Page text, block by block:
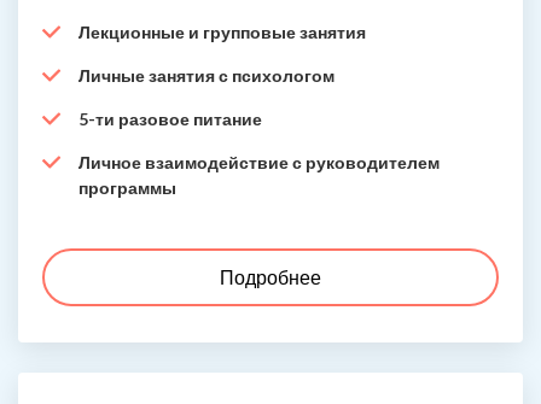
Лекционные и групповые занятия
Личные занятия с психологом
5-ти разовое питание
Личное взаимодействие с руководителем
программы
Подробнее